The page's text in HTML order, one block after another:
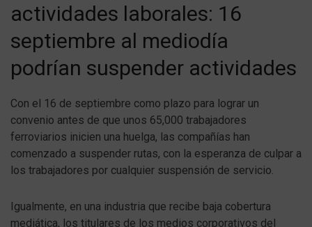
actividades laborales: 16
septiembre al mediodía
podrían suspender actividades
Con el 16 de septiembre como plazo para lograr un
convenio antes de que unos 65,000 trabajadores
ferroviarios inicien una huelga, las compañías han
comenzado a suspender rutas, con la esperanza de culpar a
los trabajadores por cualquier suspensión de servicio.
Igualmente, en una industria que recibe baja cobertura
mediática, los titulares de los medios corporativos del